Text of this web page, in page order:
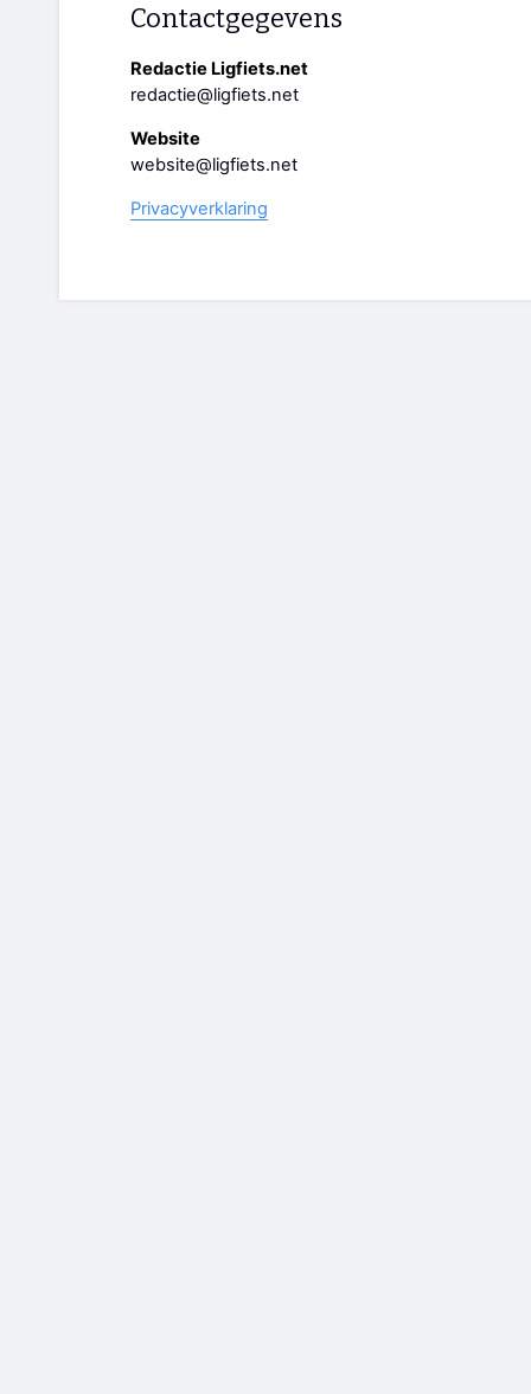
Contactgegevens
Redactie Ligfiets.net
redactie@ligfiets.net
Website
website@ligfiets.net
Privacyverklaring